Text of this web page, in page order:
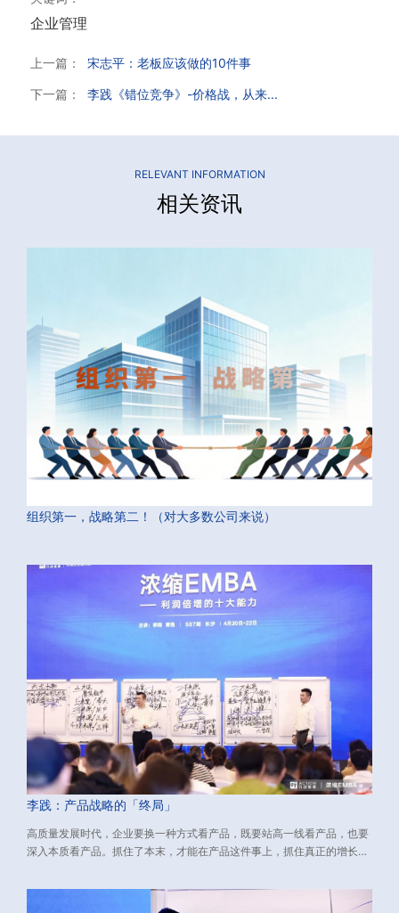
企业管理
上一篇： 宋志平：老板应该做的10件事
下一篇： 李践《错位竞争》-价格战，从来...
RELEVANT INFORMATION
相关资讯
组织第一，战略第二！（对大多数公司来说）
李践：产品战略的「终局」
高质量发展时代，企业要换一种方式看产品，既要站高一线看产品，也要
深入本质看产品。抓住了本末，才能在产品这件事上，抓住真正的增长
含：如何看产品、如何做产品、如何打造大单品。源自：由行动教育董事
长兼CEO李践老师主讲的《浓缩EMBA》课程、数万校友实践有效的经营